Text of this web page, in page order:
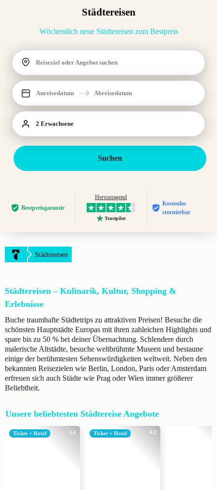
Städtereisen
Wöchentlich neue Städtereisen zum Bestpreis
Reiseziel oder Angebot suchen
Anreisedatum Abreisedatum
2 Erwachsene
Suchen
Bestpreis­garantie
Hervorragend
Trustpilot
Kostenlos
stornierbar
Städtereisen
Städtereisen – Kulinarik, Kultur, Shopping &
Erlebnisse
Buche traumhafte Städtetrips zu attraktiven Preisen! Besuche die
schönsten Hauptstädte Europas mit ihren zahleichen Highlights und
spare bis zu 50 % bei deiner Übernachtung. Schlendere durch
malerische Altstädte, besuche weltbrühmte Museen und bestaune
einige der berühmtesten Sehenswürdigkeiten weltweit. Neben den
bekannten Reisezielen wie Berlin, London, Paris oder Amsterdam
erfreuen sich auch Städte wie Prag oder Wien immer größerer
Beliebtheit.
Unsere beliebtesten Städtereise Angebote
4.4
Ticket + Hotel 4.2
Ticket + Hotel